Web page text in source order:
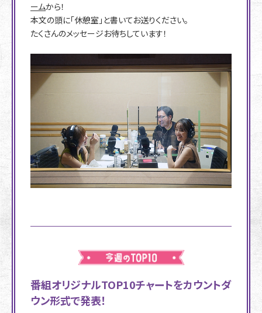
ームから！
本文の頭に「休憩室」と書いてお送りください。
たくさんのメッセージお待ちしています！
番組オリジナルTOP10チャートをカウントダ
ウン形式で発表！